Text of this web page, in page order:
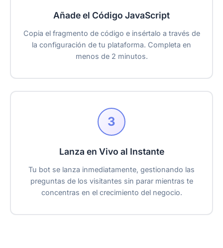
Añade el Código JavaScript
Copia el fragmento de código e insértalo a través de
la configuración de tu plataforma. Completa en
menos de 2 minutos.
3
Lanza en Vivo al Instante
Tu bot se lanza inmediatamente, gestionando las
preguntas de los visitantes sin parar mientras te
concentras en el crecimiento del negocio.